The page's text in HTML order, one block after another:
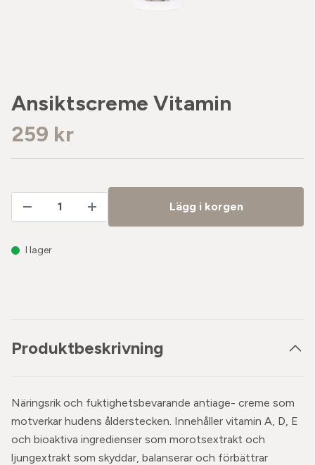
Ansiktscreme Vitamin
259 kr
Lägg i korgen
I lager
Produktbeskrivning
Näringsrik och fuktighetsbevarande antiage- creme som
motverkar hudens ålderstecken. Innehåller vitamin A, D, E
och bioaktiva ingredienser som morotsextrakt och
ljungextrakt som skyddar, balanserar och förbättrar